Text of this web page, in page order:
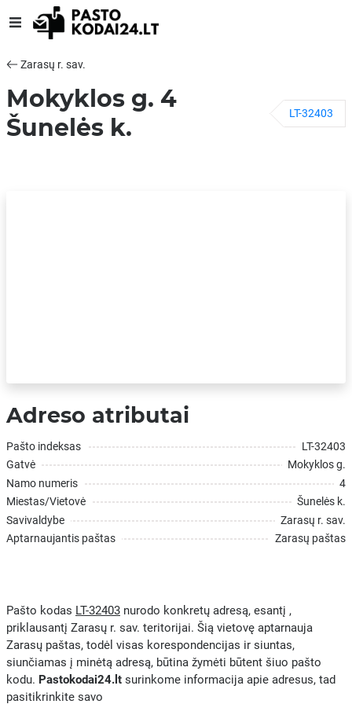
Zarasų r. sav.
Mokyklos g. 4
Šunelės k.
LT-32403
Adreso atributai
Pašto indeksas
LT-32403
Gatvė
Mokyklos g.
Namo numeris
4
Miestas/Vietovė
Šunelės k.
Savivaldybe
Zarasų r. sav.
Aptarnaujantis paštas
Zarasų paštas
Pašto kodas LT-32403 nurodo konkretų adresą, esantį ,
priklausantį Zarasų r. sav. teritorijai. Šią vietovę aptarnauja
Zarasų paštas, todėl visas korespondencijas ir siuntas,
siunčiamas į minėtą adresą, būtina žymėti būtent šiuo pašto
kodu. Pastokodai24.lt surinkome informacija apie adresus, tad
pasitikrinkite savo